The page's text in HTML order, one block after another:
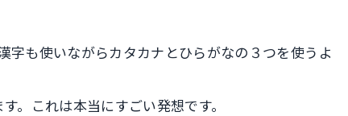
字も使いながらカタカナとひらがなの３つを使うよ
。これは本当にすごい発想です。